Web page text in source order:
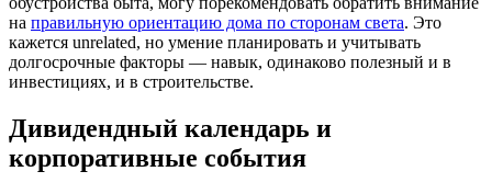
на правильную ориентацию дома по сторонам света. Это
кажется unrelated, но умение планировать и учитывать
долгосрочные факторы — навык, одинаково полезный и в
инвестициях, и в строительстве.
Дивидендный календарь и
корпоративные события